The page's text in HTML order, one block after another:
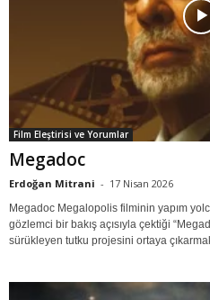
Film Eleştirisi ve Yorumlar
Megadoc
Erdoğan Mitrani - 17 Nisan 2026
Megadoc Megalopolis filminin yapım
gözlemci bir bakış açısıyla çektiği
sürükleyen tutku projesini ortaya çıkarmak